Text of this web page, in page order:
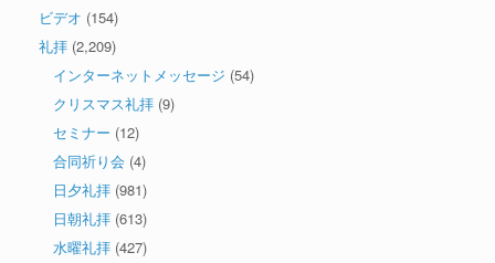
ビデオ (154)
礼拝 (2,209)
インターネットメッセージ (54)
クリスマス礼拝 (9)
セミナー (12)
合同祈り会 (4)
日夕礼拝 (981)
日朝礼拝 (613)
水曜礼拝 (427)